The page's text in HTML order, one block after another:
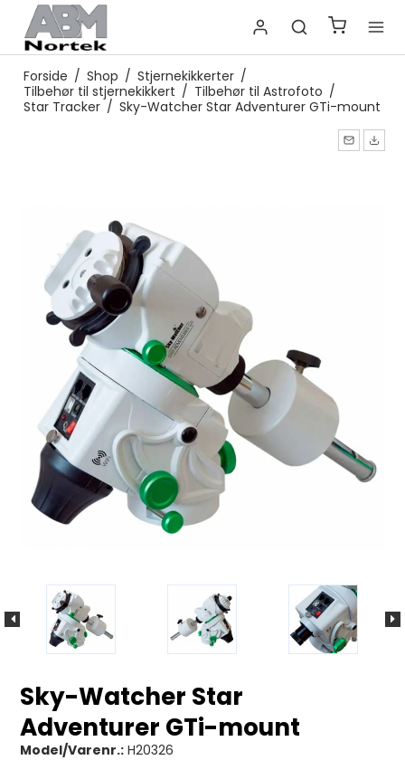
Forside / Shop / Stjernekikkerter /
Tilbehør til stjernekikkert / Tilbehør til Astrofoto /
Star Tracker / Sky-Watcher Star Adventurer GTi-mount
Sky-Watcher Star
Adventurer GTi-mount
Model/Varenr.: H20326